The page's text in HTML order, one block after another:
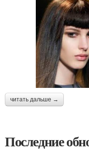
читать дальше →
Последние